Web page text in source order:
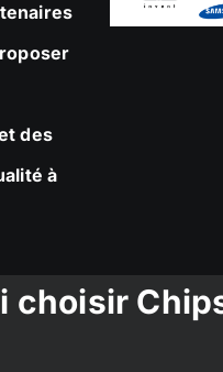
des
à
choisir